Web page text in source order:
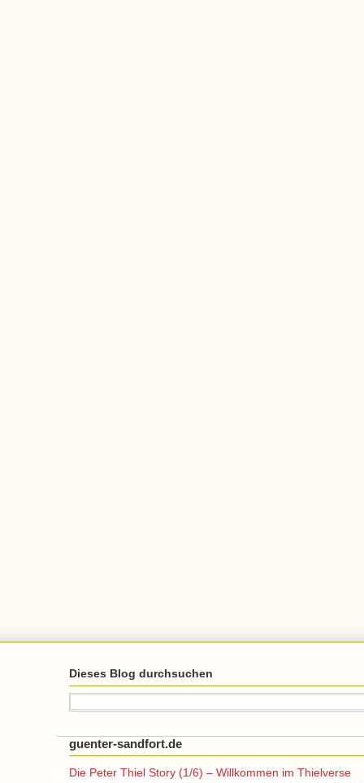
Dieses Blog durchsuchen
guenter-sandfort.de
Die Peter Thiel Story (1/6) – Willkommen im Thielverse